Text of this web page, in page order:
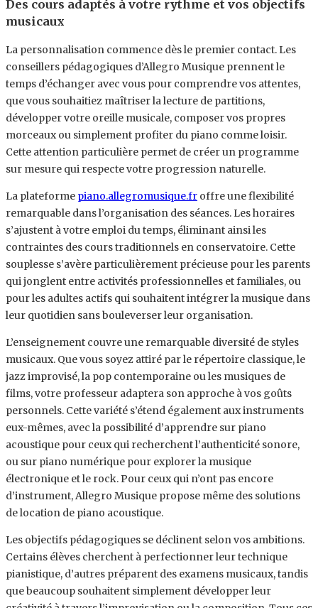
Des cours adaptés à votre rythme et vos objectifs
musicaux
La personnalisation commence dès le premier contact. Les
conseillers pédagogiques d’Allegro Musique prennent le
temps d’échanger avec vous pour comprendre vos attentes,
que vous souhaitiez maîtriser la lecture de partitions,
développer votre oreille musicale, composer vos propres
morceaux ou simplement profiter du piano comme loisir.
Cette attention particulière permet de créer un programme
sur mesure qui respecte votre progression naturelle.
La plateforme piano.allegromusique.fr offre une flexibilité
remarquable dans l’organisation des séances. Les horaires
s’ajustent à votre emploi du temps, éliminant ainsi les
contraintes des cours traditionnels en conservatoire. Cette
souplesse s’avère particulièrement précieuse pour les parents
qui jonglent entre activités professionnelles et familiales, ou
pour les adultes actifs qui souhaitent intégrer la musique dans
leur quotidien sans bouleverser leur organisation.
L’enseignement couvre une remarquable diversité de styles
musicaux. Que vous soyez attiré par le répertoire classique, le
jazz improvisé, la pop contemporaine ou les musiques de
films, votre professeur adaptera son approche à vos goûts
personnels. Cette variété s’étend également aux instruments
eux-mêmes, avec la possibilité d’apprendre sur piano
acoustique pour ceux qui recherchent l’authenticité sonore,
ou sur piano numérique pour explorer la musique
électronique et le rock. Pour ceux qui n’ont pas encore
d’instrument, Allegro Musique propose même des solutions
de location de piano acoustique.
Les objectifs pédagogiques se déclinent selon vos ambitions.
Certains élèves cherchent à perfectionner leur technique
pianistique, d’autres préparent des examens musicaux, tandis
que beaucoup souhaitent simplement développer leur